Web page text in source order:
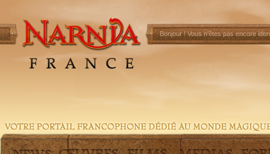
Bonjour !Vous n'êtes pas encore